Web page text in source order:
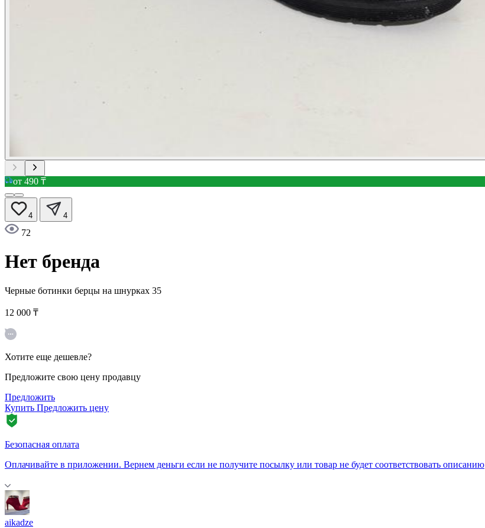
от 490 ₸
4 4
72
Нет бренда
Черные ботинки берцы на шнурках 35
12 000 ₸
Хотите еще дешевле?
Предложите свою цену продавцу
Предложить
Купить Предложить цену
Безопасная оплата
Оплачивайте в приложении. Вернем деньги если не получите посылку или товар не будет соответствовать описанию
aikadze